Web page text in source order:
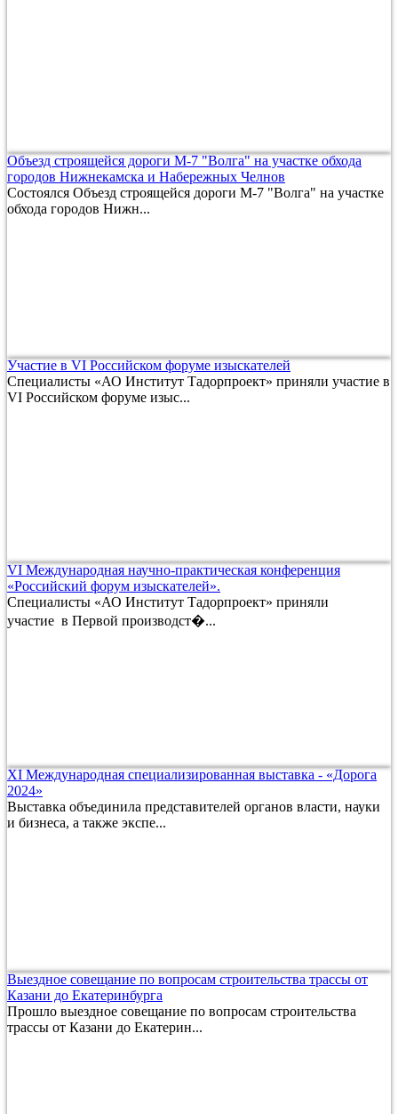
Объезд строящейся дороги М-7 "Волга" на участке обхода
городов Нижнекамска и Набережных Челнов
Состоялся Объезд строящейся дороги М-7 "Волга" на участке
обхода городов Нижн...
Участие в VI Российском форуме изыскателей
Специалисты «АО Институт Тадорпроект» приняли участие в
VI Российском форуме изыс...
VI Международная научно-практическая конференция
«Российский форум изыскателей».
Специалисты «АО Институт Тадорпроект» приняли
участие в Первой производст�...
XI Международная специализированная выставка - «Дорога
2024»
Выставка объединила представителей органов власти, науки
и бизнеса, а также экспе...
Выездное совещание по вопросам строительства трассы от
Казани до Екатеринбурга
Прошло выездное совещание по вопросам строительства
трассы от Казани до Екатерин...